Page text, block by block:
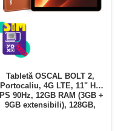
Tabletă OSCAL BOLT 2,
Portocaliu, 4G LTE, 11" HD
IPS 90Hz, 12GB RAM (3GB +
9GB extensibili), 128GB,